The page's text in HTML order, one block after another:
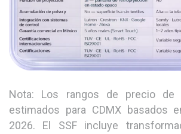
Nota: Los rangos de precio de
estimados para CDMX basados
2026. El SSF incluye